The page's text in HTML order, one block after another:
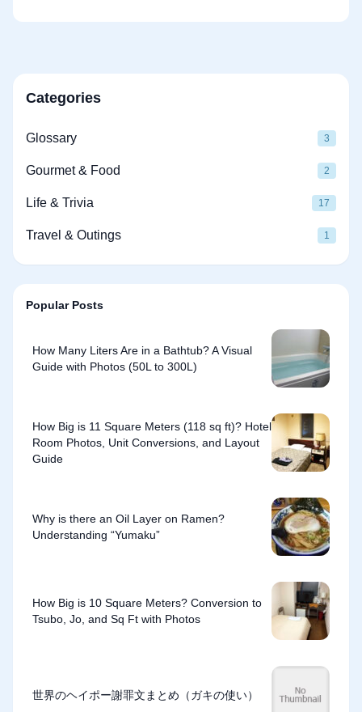
Categories
Glossary 3
Gourmet & Food 2
Life & Trivia 17
Travel & Outings 1
Popular Posts
How Many Liters Are in a Bathtub? A Visual
Guide with Photos (50L to 300L)
How Big is 11 Square Meters (118 sq ft)? Hotel
Room Photos, Unit Conversions, and Layout
Guide
Why is there an Oil Layer on Ramen?
Understanding “Yumaku”
How Big is 10 Square Meters? Conversion to
Tsubo, Jo, and Sq Ft with Photos
世界のヘイポー謝罪文まとめ（ガキの使い）